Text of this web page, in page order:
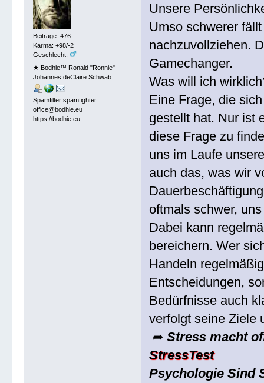
Beiträge: 476
Karma: +98/-2
Geschlecht:
★ Bodhie™ Ronald "Ronnie"
Johannes deClaire Schwab
Spamfilter spamfighter:
office@bodhie.eu
https://bodhie.eu
Unsere
Umso schwerer
nachzuvollziehen.
Gamechanger.
Was will ich
Eine Frage, die
gestellt hat. Nur ist
diese Frage zu
uns im Laufe
auch das, was wir
oftmals schwer,
Dabei kann
bereichern. Wer
Handeln
Entscheidungen,
Bedürfnisse auch
verfolgt seine Ziele
➦Stress macht
StressTest
Psychologie Sind